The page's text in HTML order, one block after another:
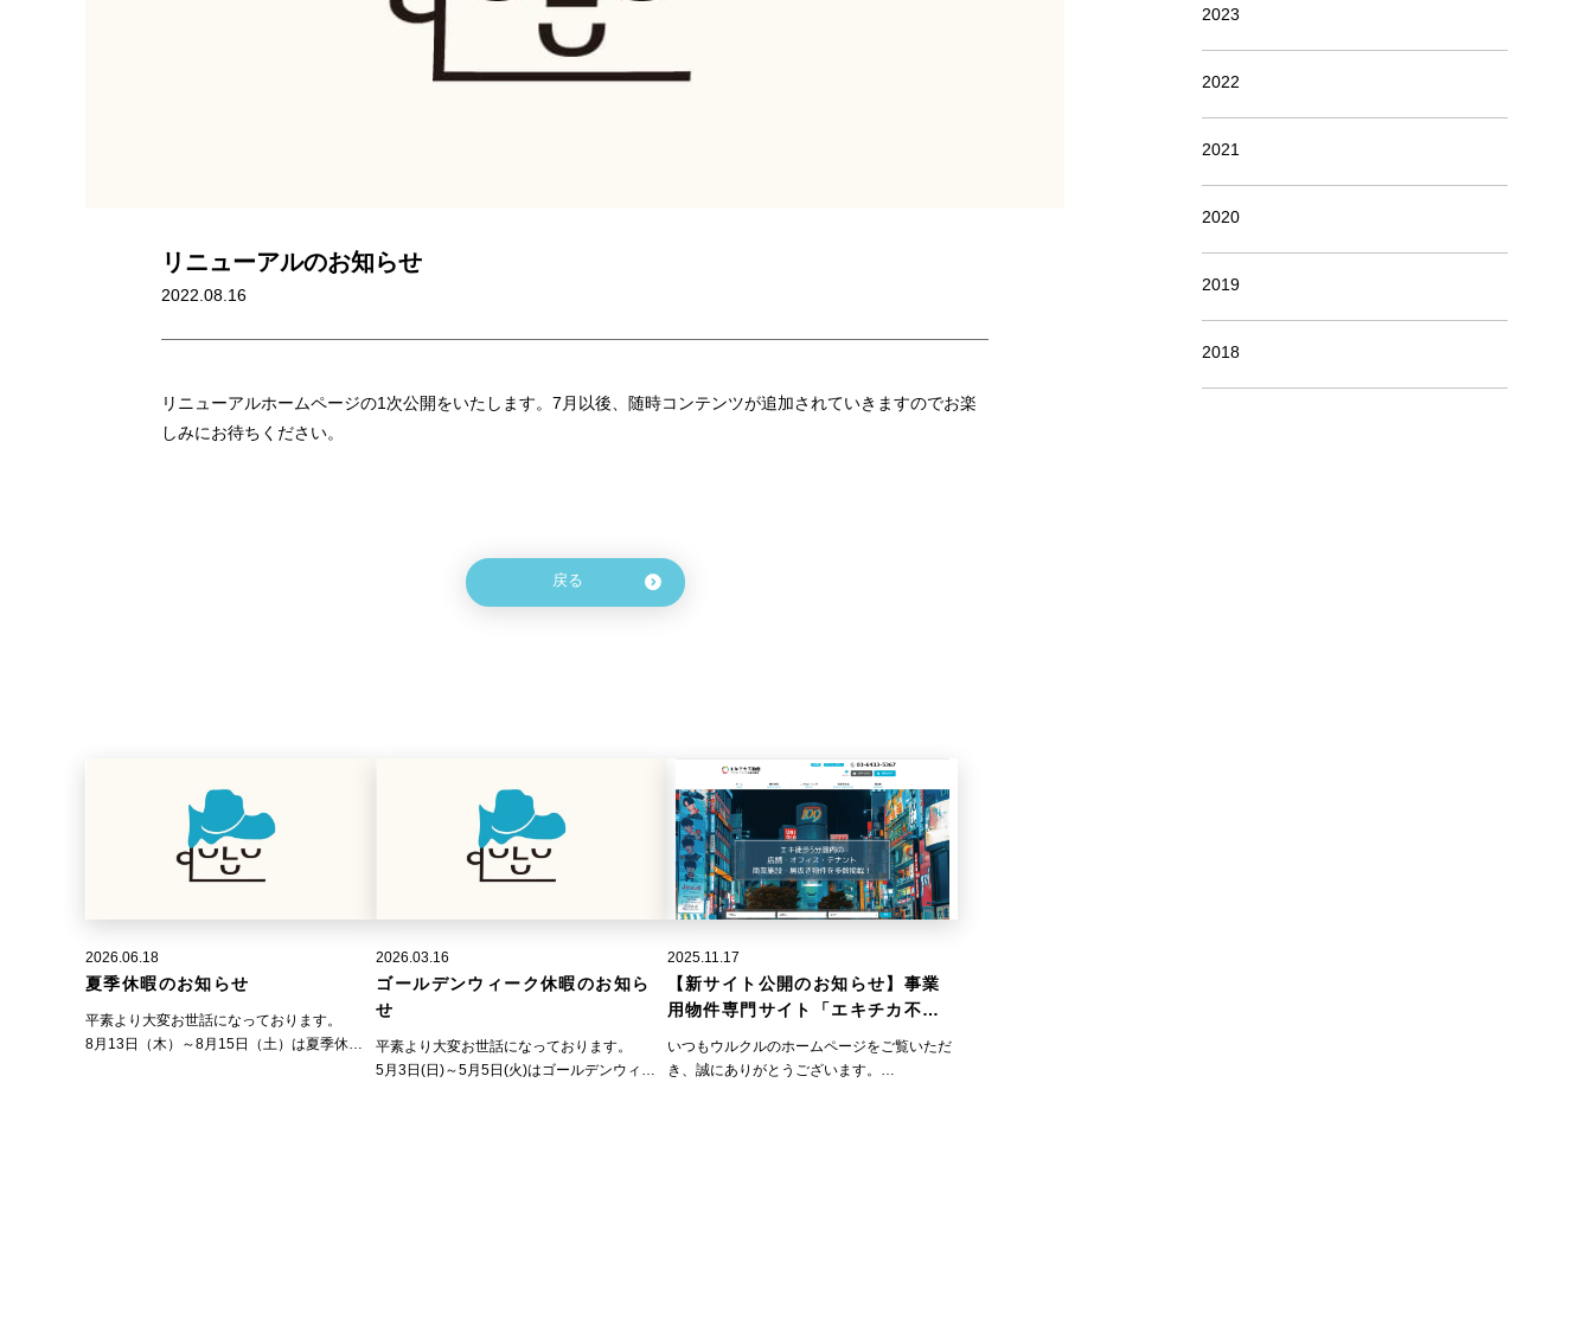
リニューアルのお知らせ
2022.08.16
リニューアルホームページの1次公開をいたします。7月以後、随時コンテンツが追加されていきますのでお楽
しみにお待ちください。
戻る
2026.06.18
夏季休暇のお知らせ
平素より大変お世話になっております。
8月13日（木）～8月15日（土）は夏季休暇
2026.03.16
ゴールデンウィーク休暇のお知ら
せ
平素より大変お世話になっております。
5月3日(日)～5月5日(火)はゴールデンウィー
2025.11.17
【新サイト公開のお知らせ】事業
用物件専門サイト「エキチカ不動
いつもウルクルのホームページをご覧いただ
き、誠にありがとうございます。
2023
2022
2021
2020
2019
2018